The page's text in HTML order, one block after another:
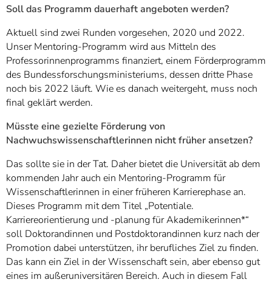
Soll das Programm dauerhaft angeboten werden?
Aktuell sind zwei Runden vorgesehen, 2020 und 2022.
Unser Mentoring-Programm wird aus Mitteln des
Professorinnenprogramms finanziert, einem Förderprogramm
des Bundessforschungsministeriums, dessen dritte Phase
noch bis 2022 läuft. Wie es danach weitergeht, muss noch
final geklärt werden.
Müsste eine gezielte Förderung von
Nachwuchswissenschaftlerinnen nicht früher ansetzen?
Das sollte sie in der Tat. Daher bietet die Universität ab dem
kommenden Jahr auch ein Mentoring-Programm für
Wissenschaftlerinnen in einer früheren Karrierephase an.
Dieses Programm mit dem Titel „Potentiale.
Karriereorientierung und -planung für Akademikerinnen*“
soll Doktorandinnen und Postdoktorandinnen kurz nach der
Promotion dabei unterstützen, ihr berufliches Ziel zu finden.
Das kann ein Ziel in der Wissenschaft sein, aber ebenso gut
eines im außeruniversitären Bereich. Auch in diesem Fall